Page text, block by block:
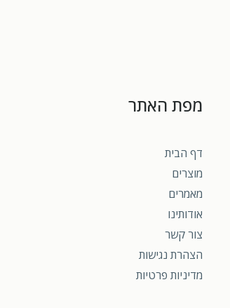
מפת האתר
דף הבית
מוצרים
מאמרים
אודותינו
צור קשר
הצהרת נגישות
מדיניות פרטיות